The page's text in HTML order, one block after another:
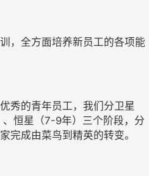
，全方面培养新员工的各项能
秀的青年员工，我们分卫星
恒星（7-9年）三个阶段，分
完成由菜鸟到精英的转变。